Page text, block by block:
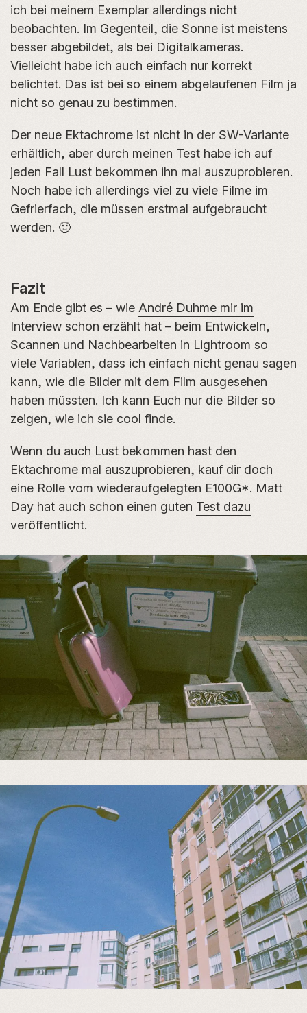
ich bei meinem Exemplar allerdings nicht
beobachten. Im Gegenteil, die Sonne ist meistens
besser abgebildet, als bei Digitalkameras.
Vielleicht habe ich auch einfach nur korrekt
belichtet. Das ist bei so einem abgelaufenen Film ja
nicht so genau zu bestimmen.
Der neue Ektachrome ist nicht in der SW-Variante
erhältlich, aber durch meinen Test habe ich auf
jeden Fall Lust bekommen ihn mal auszuprobieren.
Noch habe ich allerdings viel zu viele Filme im
Gefrierfach, die müssen erstmal aufgebraucht
werden. 🙂
Fazit
Am Ende gibt es – wie André Duhme mir im
Interview schon erzählt hat – beim Entwickeln,
Scannen und Nachbearbeiten in Lightroom so
viele Variablen, dass ich einfach nicht genau sagen
kann, wie die Bilder mit dem Film ausgesehen
haben müssten. Ich kann Euch nur die Bilder so
zeigen, wie ich sie cool finde.
Wenn du auch Lust bekommen hast den
Ektachrome mal auszuprobieren, kauf dir doch
eine Rolle vom wiederaufgelegten E100G*. Matt
Day hat auch schon einen guten Test dazu
veröffentlicht.